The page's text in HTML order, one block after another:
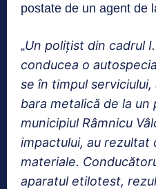
postate de un agent de
„Un poliţist din cadrul
conducea o
se în timpul
bara metalică de la
municipiul Râmnicu
impactului, au rezultat
materiale.
aparatul etilotest,